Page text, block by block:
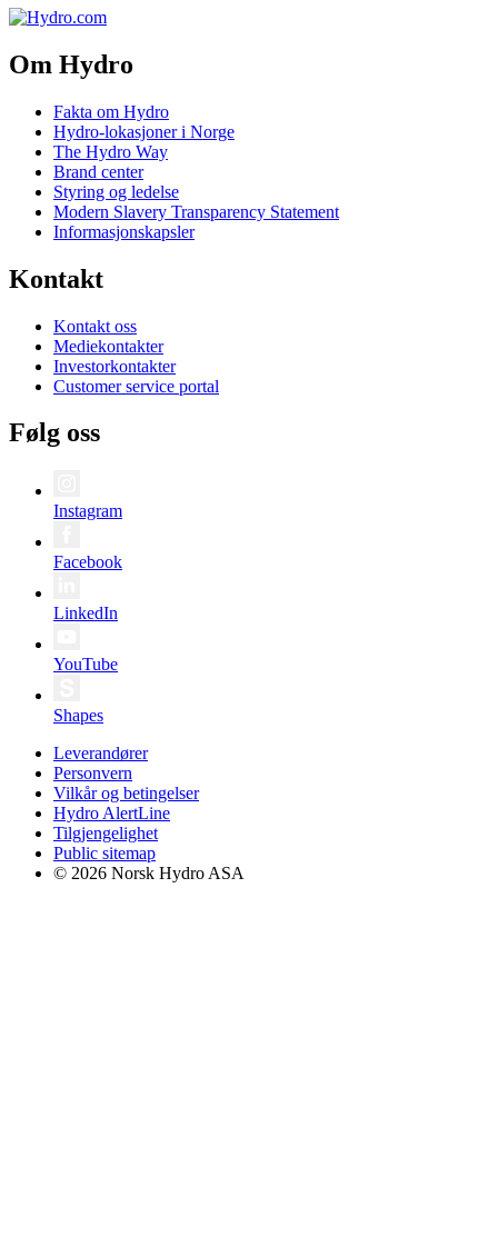
Om Hydro
Fakta om Hydro
Hydro-lokasjoner i Norge
The Hydro Way
Brand center
Styring og ledelse
Modern Slavery Transparency Statement
Informasjonskapsler
Kontakt
Kontakt oss
Mediekontakter
Investorkontakter
Customer service portal
Følg oss
Instagram
Facebook
LinkedIn
YouTube
Shapes
Leverandører
Personvern
Vilkår og betingelser
Hydro AlertLine
Tilgjengelighet
Public sitemap
© 2026 Norsk Hydro ASA